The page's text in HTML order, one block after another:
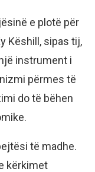
e plotë për
Këshill, sipas tij,
instrument i
përmes të
do të bëhen
të madhe.
kërkimet